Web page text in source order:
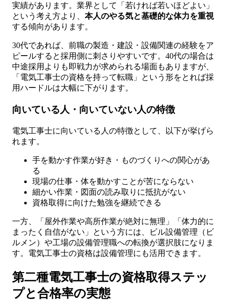
実績があります。業界として「若ければ若いほどよい」
という考え方より、 本人のやる気と基礎的な体力を重視
する傾向があります。
30代であれば、前職の製造・建設・設備関連の経験をア
ピールすると採用側に刺さりやすいです。40代の場合は
中途採用よりも即戦力が求められる場面もありますが、
「電気工事士の資格を持って転職」という形をとれば採
用ハードルは大幅に下がります。
向いている人・向いていない人の特徴
電気工事士に向いている人の特徴として、以下が挙げら
れます。
手を動かす作業が好き・ものづくりへの関心があ
る
現場の仕事・体を動かすことが苦にならない
細かい作業・図面の読み取りに抵抗がない
資格取得に向けた勉強を継続できる
一方、「屋外作業や高所作業が絶対に無理」「体力的に
まったく自信がない」という方には、ビル設備管理（ビ
ルメン）や工場の設備管理職への転換が選択肢になりま
す。電気工事士の資格は設備管理にも活用できます。
第二種電気工事士の資格取得ステッ
プと合格率の実態